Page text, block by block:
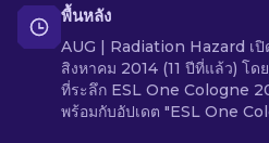
พื้นหลัง
AUG | Radiation Hazard เปิ
สิงหาคม 2014 (11 ปีที่แล้ว) โด
ที่ระลึก ESL One Cologne
พร้อมกับอัปเดต "ESL One